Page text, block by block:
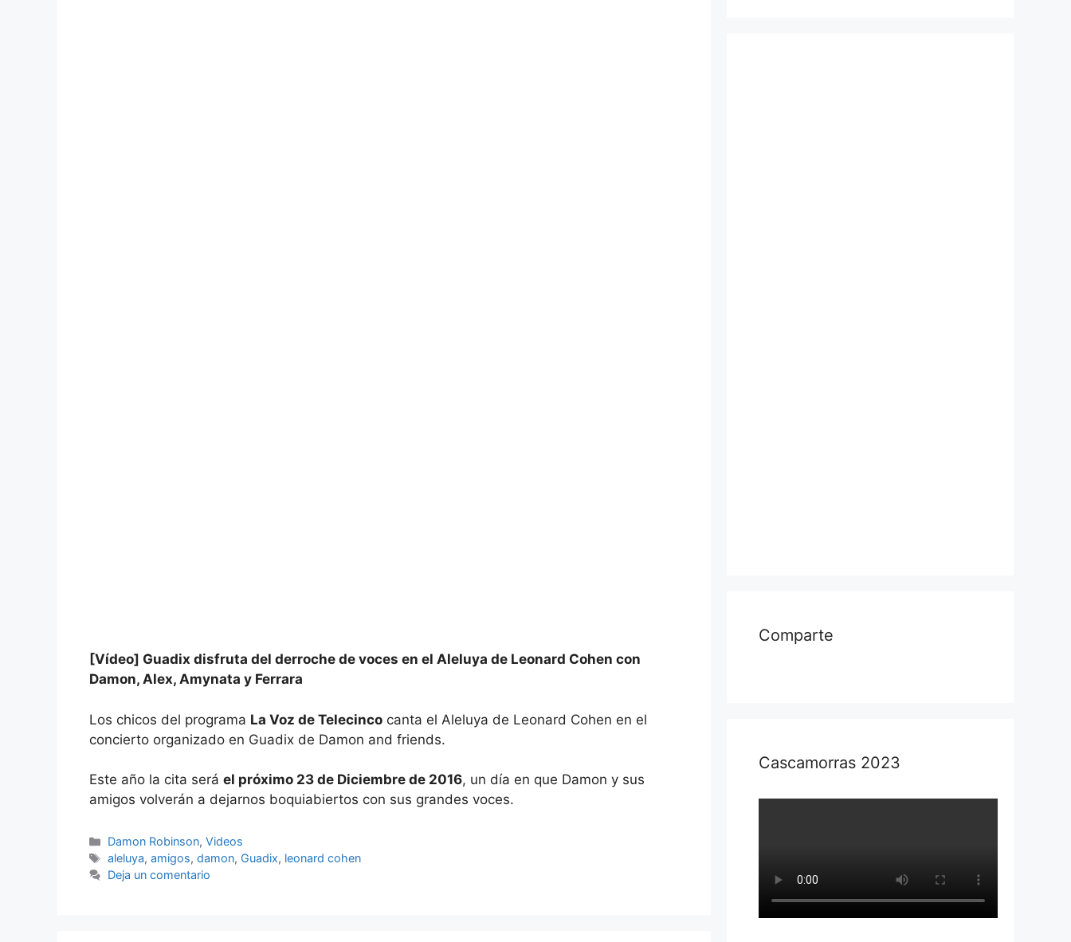
[Vídeo] Guadix disfruta del derroche de voces en el Aleluya de Leonard Cohen con
Damon, Alex, Amynata y Ferrara
Los chicos del programa La Voz de Telecinco canta el Aleluya de Leonard Cohen en el
concierto organizado en Guadix de Damon and friends.
Este año la cita será el próximo 23 de Diciembre de 2016, un día en que Damon y sus
amigos volverán a dejarnos boquiabiertos con sus grandes voces.
Categorías
Damon Robinson,Videos
Etiquetas
aleluya,amigos,damon, Guadix, leonard cohen
Deja un comentario
Comparte
Cascamorras 2023